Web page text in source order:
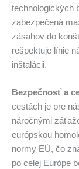
technologických
zabezpečená
zásahov do
rešpektuje línie
inštalácii.
Bezpečnosť a
cestách je pre
náročnými
európskou
normy EÚ, čo
po celej Európe